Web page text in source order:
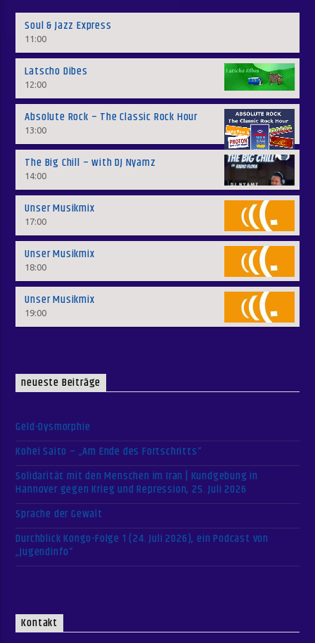
Soul & Jazz Express
11:00
Latscho Dibes
12:00
Absolute Rock – The Classic Rock Hour
13:00
The Big Chill – with DJ Nyamz
14:00
Unser Musikmix
17:00
Unser Musikmix
18:00
Unser Musikmix
19:00
neueste Beiträge
Geld-Dysmorphie
Kohei Saito – „Am Ende des Fortschritts“
Solidarität mit den Menschen im Iran | Kundgebung in
Hannover gegen Krieg und Repression, 25. Juli 2026
Sprache der Gewalt
Durchblick Kongo-Folge 1 (24. Juli 2026), ein Podcast von
„Jugendinfo“
Kontakt